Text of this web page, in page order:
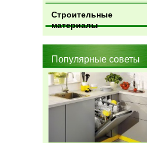
Строительные
материалы
Популярные советы